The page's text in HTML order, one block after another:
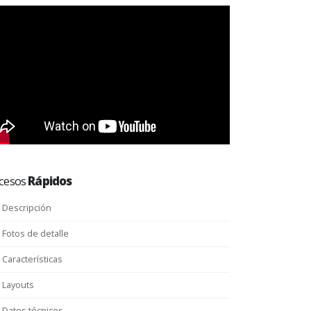
Rápidos
Descripción
Fotos de detalle
Características
Layouts